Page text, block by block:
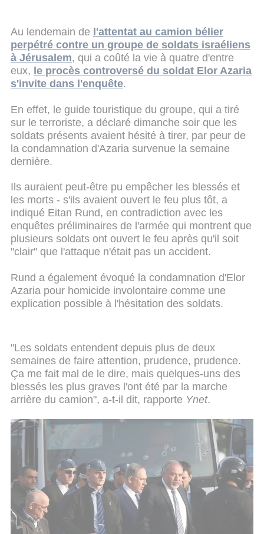
Au lendemain de l'attentat au camion bélier
perpétré contre un groupe de soldats israéliens
à Jérusalem, qui a coûté la vie à quatre d'entre
eux, le procès controversé du soldat Elor Azaria
s'invite dans l'enquête.
En effet, le guide touristique du groupe, qui a tiré
sur le terroriste, a déclaré dimanche soir que les
soldats présents avaient hésité à tirer, par peur de
la condamnation d'Azaria survenue la semaine
dernière.
Ils auraient peut-être pu empêcher les blessés et
les morts - s'ils avaient ouvert le feu plus tôt, a
indiqué Eitan Rund, en contradiction avec les
enquêtes préliminaires de l'armée qui montrent que
plusieurs soldats ont ouvert le feu après qu'il soit
"clair" que l'attaque n'était pas un accident.
Rund a également évoqué la condamnation d'Elor
Azaria pour homicide involontaire comme une
explication possible à l'hésitation des soldats.
"Les soldats entendent depuis plus de deux
semaines de faire attention, prudence, prudence.
Ça me fait mal de le dire, mais quelques-uns des
blessés les plus graves l'ont été par la marche
arrière du camion", a-t-il dit, rapporte Ynet.